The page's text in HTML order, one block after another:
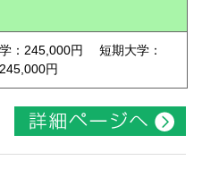
：245,000円 短期大学：
円